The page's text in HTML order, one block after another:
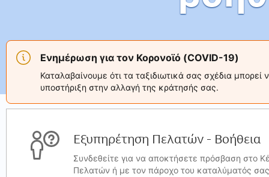
Ενημέρωση για τον Κορονοϊό (COVID-19)
Καταλαβαίνουμε ότι τα ταξιδιωτικά σας σχέδια
υποστήριξη στην αλλαγή της κράτησής σας.
Εξυπηρέτηση Πελατών - Βοήθεια
Συνδεθείτε για να αποκτήσετε πρόσβαση στο
Πελατών ή με τον πάροχο του καταλύματός